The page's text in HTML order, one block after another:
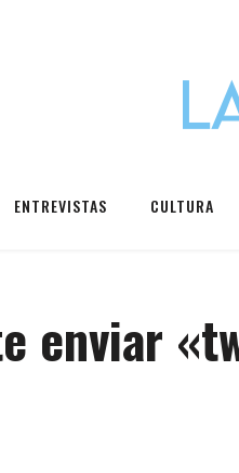
ENTREVISTAS CULTURA
enviar